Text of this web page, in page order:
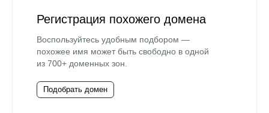
Регистрация похожего домена
Воспользуйтесь удобным подбором —
похожее имя может быть свободно в одной
из 700+ доменных зон.
Подобрать домен